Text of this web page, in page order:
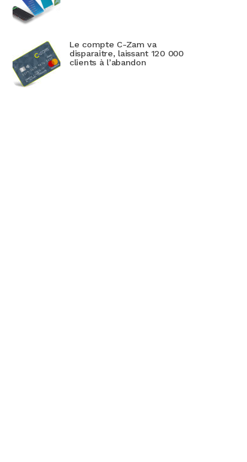
Le compte C-Zam va
disparaitre, laissant 120 000
clients à l’abandon